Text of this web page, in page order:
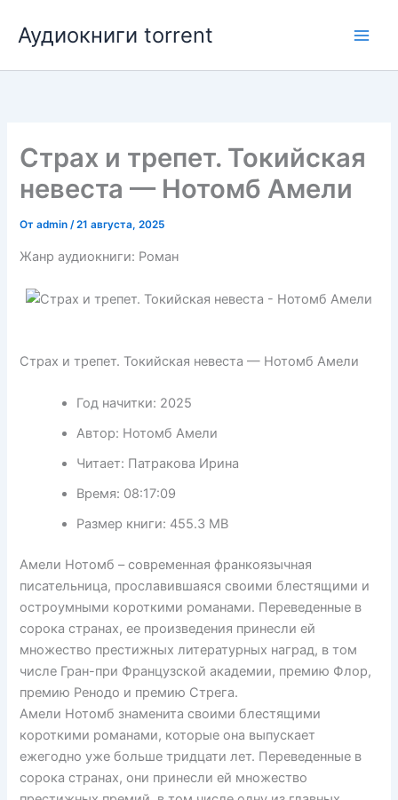
содержимому
Аудиокниги torrent
Страх и трепет. Токийская
невеста — Нотомб Амели
Отadmin/21 августа, 2025
Жанр аудиокниги: Роман
Страх и трепет. Токийская невеста — Нотомб Амели
Год начитки: 2025
Автор: Нотомб Амели
Читает: Патракова Ирина
Время: 08:17:09
Размер книги: 455.3 MB
Амели Нотомб – современная франкоязычная
писательница, прославившаяся своими блестящими и
остроумными короткими романами. Переведенные в
сорока странах, ее произведения принесли ей
множество престижных литературных наград, в том
числе Гран-при Французской академии, премию Флор,
премию Ренодо и премию Стрега.
Амели Нотомб знаменита своими блестящими
короткими романами, которые она выпускает
ежегодно уже больше тридцати лет. Переведенные в
сорока странах, они принесли ей множество